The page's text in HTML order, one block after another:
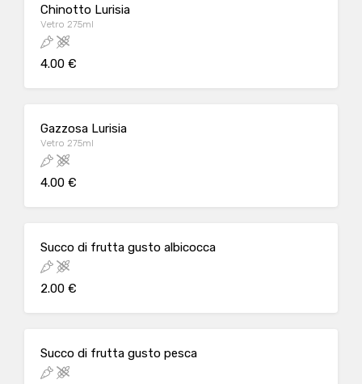
Chinotto Lurisia
Vetro 275ml
4.00 €
Gazzosa Lurisia
Vetro 275ml
4.00 €
Succo di frutta gusto albicocca
2.00 €
Succo di frutta gusto pesca